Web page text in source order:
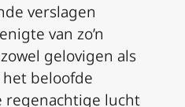
verslagen
van zo’n
gelovigen als
beloofde
regenachtige lucht